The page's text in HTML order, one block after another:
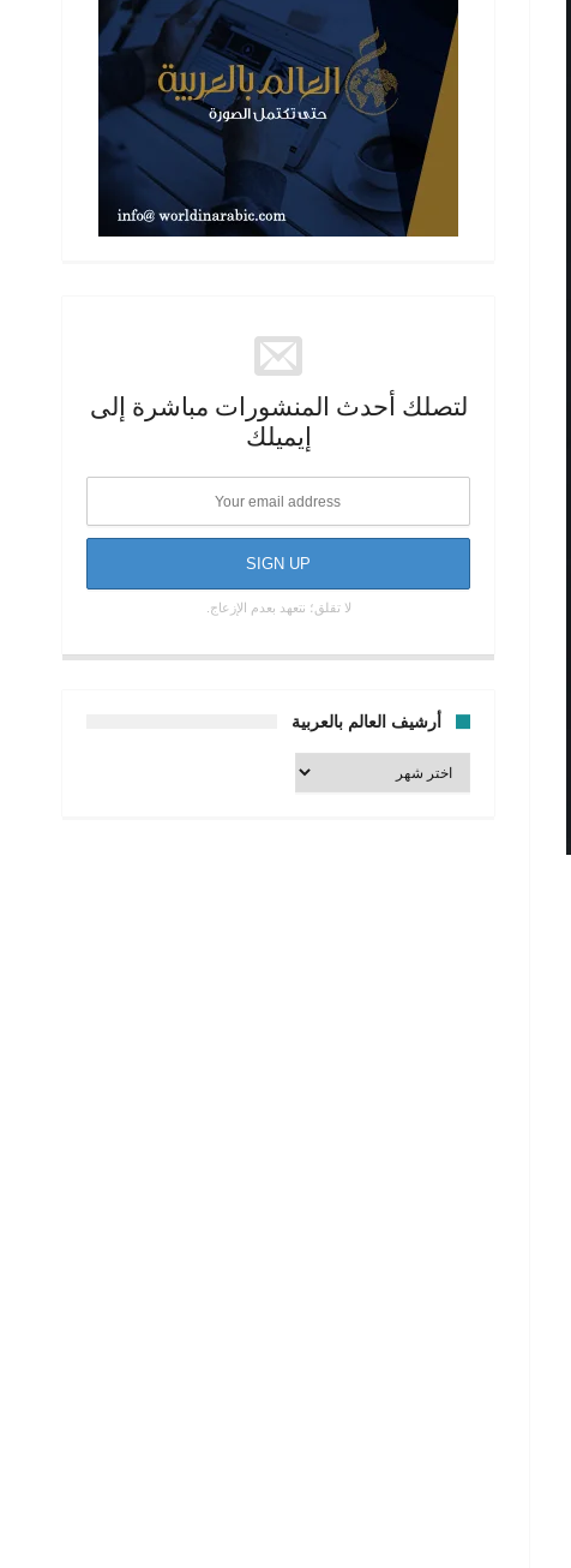
لتصلك أحدث المنشورات مباشرة إلى
إيميلك
لا تقلق؛ نتعهد بعدم الإزعاج.
أرشيف العالم بالعربية
أرشيف
العالم